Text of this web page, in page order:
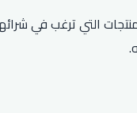
التي ترغب في